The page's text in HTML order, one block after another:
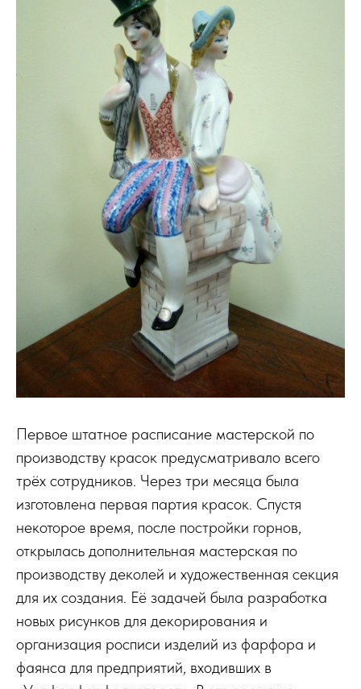
Первое штатное расписание мастерской по
производству красок предусматривало всего
трёх сотрудников. Через три месяца была
изготовлена первая партия красок. Спустя
некоторое время, после постройки горнов,
открылась дополнительная мастерская по
производству деколей и художественная секция
для их создания. Её задачей была разработка
новых рисунков для декорирования и
организация росписи изделий из фарфора и
фаянса для предприятий, входивших в